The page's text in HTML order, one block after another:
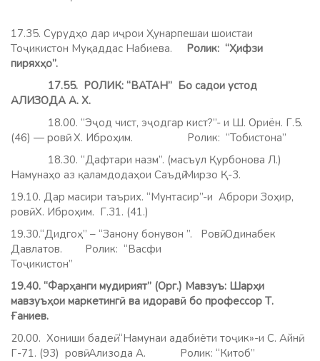
17.35. Сурудҳо дар иҷрои Ҳунарпешаи шоистаи
Тоҷикистон Муқаддас Набиева.
Ролик: “Ҳифзи
пиряхҳо”.
17.55. РОЛИК: “ВАТАН” Бо садои устод
АЛИЗОДА А. Х.
18.00. “Эҷод чист, эҷодгар кист?”- и Ш. Ориён. Г.5.
(46) — ровӣ: Х. Иброҳим. Ролик: “Тобистона”
18.30. “Дафтари назм”. (масъул Қурбонова Л.)
Намунаҳо аз қаламдодаҳои Саъдӣ Мирзо Қ-3.
19.10. Дар масири таърих. “Мунтасир”-и Аброри Зоҳир,
ровӣ Х. Иброҳим. Г.31. (41.)
19.30.“Дидгоҳ” – “Занону бонувон ”. Ровӣ: Одинабек
Давлатов.
Ролик: “Васфи
Тоҷикистон”
19.40. “Фарҳанги мудирият” (Орг.) Мавзуъ: Шарҳи
мавзуъҳои маркетингӣ ва идоравӣ бо профессор Т.
Ғаниев.
20.00. Хониши бадеӣ. “Намунаи адабиёти тоҷик»-и С. Айнӣ.
Г-71. (93) ровӣ: Ализода А. Ролик: “Китоб”